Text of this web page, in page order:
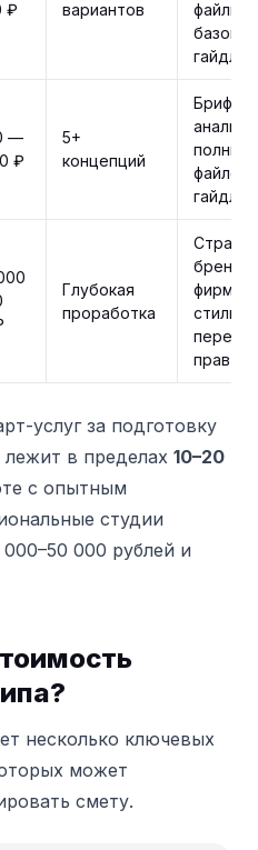
₽ вариантов
файлы,
базовый
—
₽
5+
концепций
анализ
полный
файлов,
Глубокая
проработка
стиль,
прав
услуг за подготовку
лежит в пределах 10–20
с опытным
студии
000 рублей и
несколько ключевых
может
смету.